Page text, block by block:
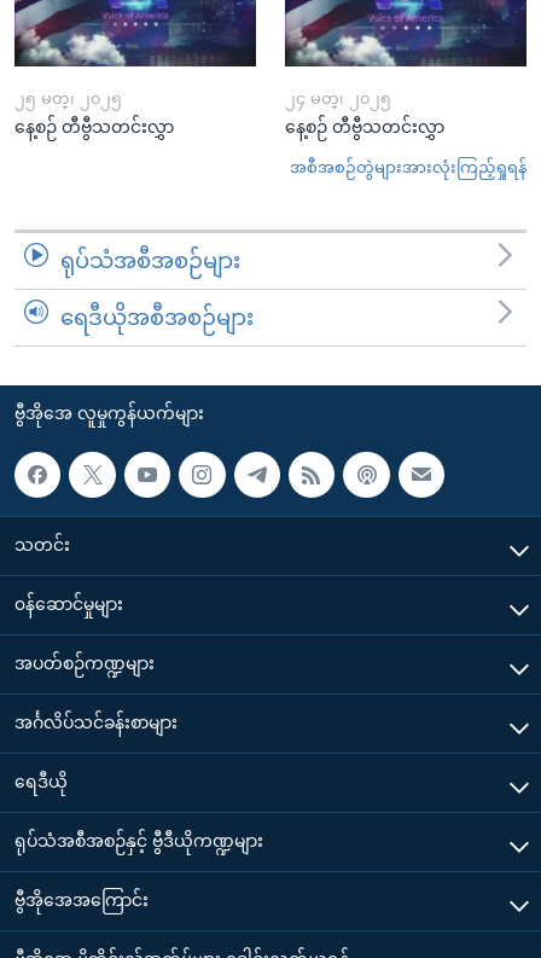
၂၅ မတ္၊ ၂၀၂၅
နေ့စဉ် တီဗွီသတင်းလွှာ
၂၄ မတ္၊ ၂၀၂၅
နေ့စဉ် တီဗွီသတင်းလွှာ
အစီအစဉ်တွဲများအားလုံးကြည့်ရှုရန်
ရုပ်သံအစီအစဉ်များ
ရေဒီယိုအစီအစဉ်များ
ဗွီအိုအေ လူမှုကွန်ယက်များ
သတင်း
၀န်ဆောင်မှုများ
အပတ်စဉ်ကဏ္ဍများ
အင်္ဂလိပ်သင်ခန်းစာများ
ရေဒီယို
ရုပ်သံအစီအစဉ်နှင့် ဗွီဒီယိုကဏ္ဍများ
ဗွီအိုအေအကြောင်း